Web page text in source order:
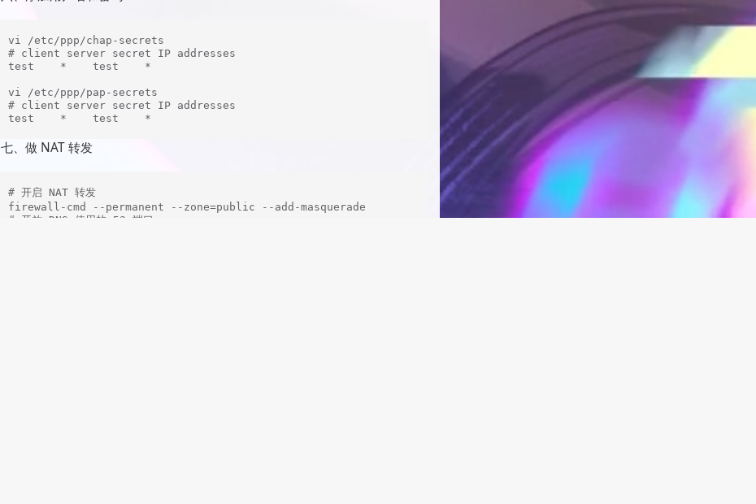
vi /etc/ppp/chap-secrets
# client server secret IP addresses
test    *    test    *
vi /etc/ppp/pap-secrets
# client server secret IP addresses
test    *    test    *
七、做 NAT 转发
# 开启 NAT 转发
firewall-cmd --permanent --zone=public --add-masquerade
# 开放 DNS 使用的 53 端口